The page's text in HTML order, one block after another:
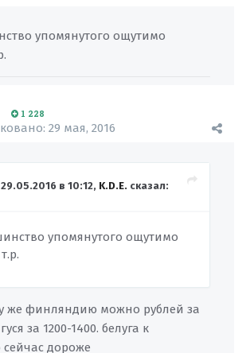
упомянутого ощутимо
1 228
29 мая, 2016
в 10:12, K.D.E. сказал:
упомянутого ощутимо
же финляндию можно рублей за
за 1200-1400. белуга к
дороже